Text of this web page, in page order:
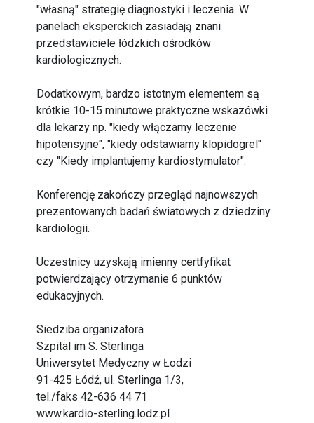
"własną" strategię diagnostyki i leczenia. W
panelach eksperckich zasiadają znani
przedstawiciele łódzkich ośrodków
kardiologicznych.
Dodatkowym, bardzo istotnym elementem są
krótkie 10-15 minutowe praktyczne wskazówki
dla lekarzy np. "kiedy włączamy leczenie
hipotensyjne", "kiedy odstawiamy klopidogrel"
czy "Kiedy implantujemy kardiostymulator".
Konferencję zakończy przegląd najnowszych
prezentowanych badań światowych z dziedziny
kardiologii.
Uczestnicy uzyskają imienny certfyfikat
potwierdzający otrzymanie 6 punktów
edukacyjnych.
Siedziba organizatora
Szpital im S. Sterlinga
Uniwersytet Medyczny w Łodzi
91-425 Łódź, ul. Sterlinga 1/3,
tel./faks 42-636 44 71
www.kardio-sterling.lodz.pl